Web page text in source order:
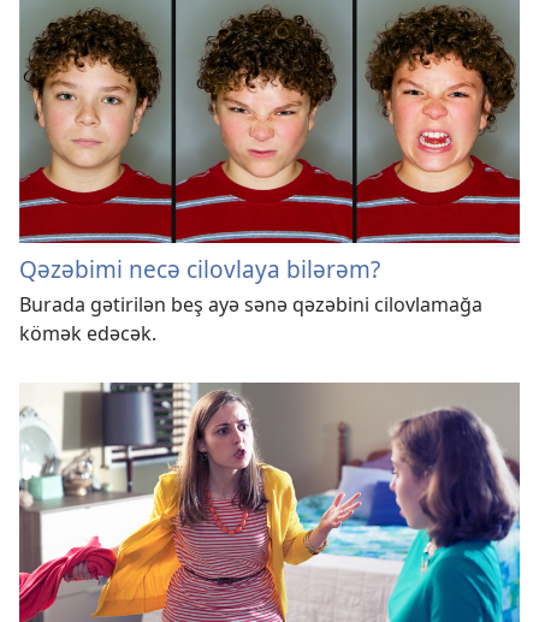
Qəzəbimi necə cilovlaya bilərəm?
Burada gətirilən beş ayə sənə qəzəbini cilovlamağa
kömək edəcək.